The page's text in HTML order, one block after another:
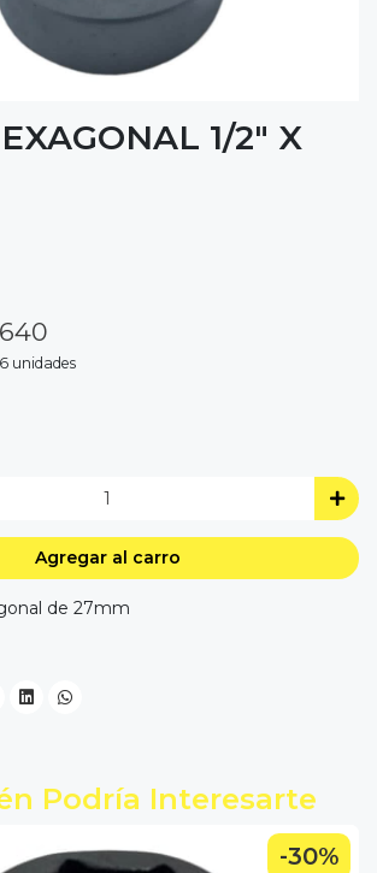
1/2" X
unidades
Agregar al carro
de 27mm
Podría Interesarte
-30%